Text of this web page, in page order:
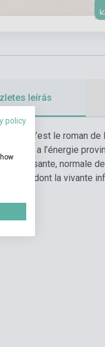
leírás
le Noir, c’est le roman
délégué a l’énergie
puissante, normale
mais dont la vivante
policy